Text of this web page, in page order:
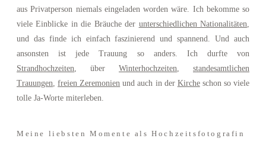
aus Privatperson niemals eingeladen worden wäre. Ich bekomme so
viele Einblicke in die Bräuche der unterschiedlichen Nationalitäten,
und das finde ich einfach faszinierend und spannend. Und auch
ansonsten ist jede Trauung so anders. Ich durfte von
Strandhochzeiten, über Winterhochzeiten, standesamtlichen
Trauungen,freien Zeremonien und auch in der Kircheschon so viele
tolle Ja-Worte miterleben.
Meine liebsten Momente als Hochzeitsfotografin